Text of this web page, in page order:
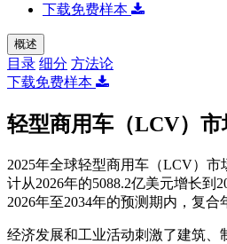
下载免费样本
概述
目录 细分 方法论
下载免费样本
轻型商用车（LCV）市
2025年全球轻型商用车（LCV）市
计从2026年的5088.2亿美元增长到
2026年至2034年的预测期内，复合
经济发展和工业活动刺激了建筑、